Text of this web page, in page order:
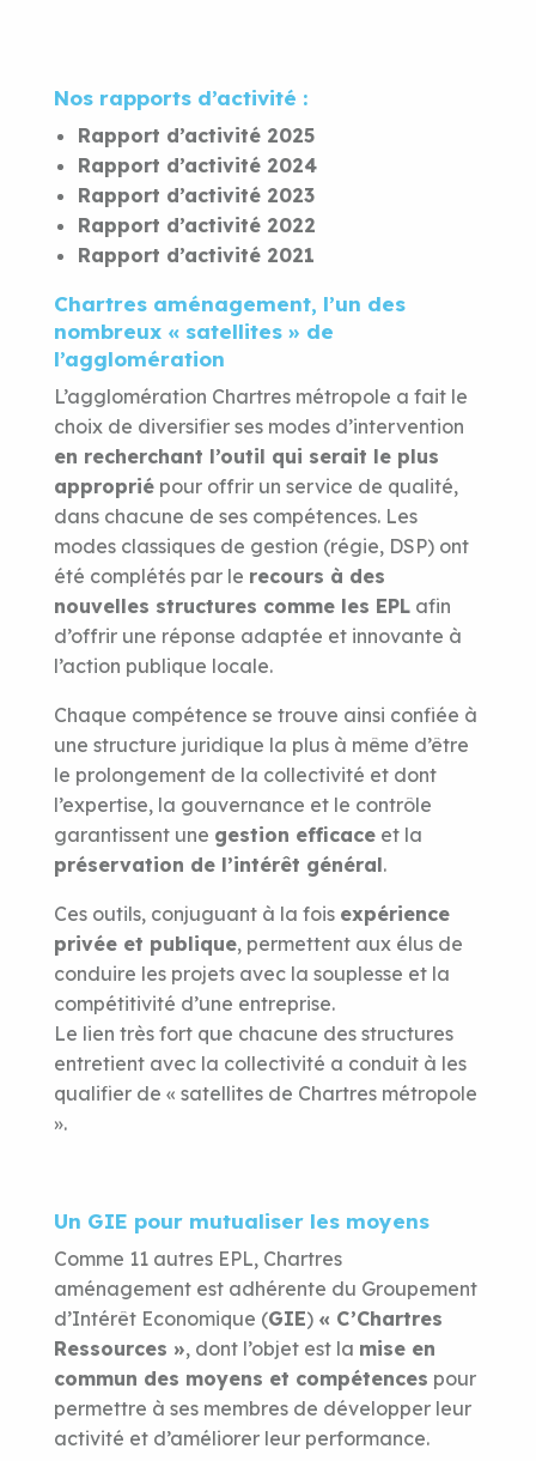
Nos rapports d’activité :
Rapport d’activité 2025
Rapport d’activité 2024
Rapport d’activité 2023
Rapport d’activité 2022
Rapport d’activité 2021
Chartres aménagement, l’un des
nombreux « satellites » de
l’agglomération
L’agglomération Chartres métropole a fait le
choix de diversifier ses modes d’intervention
en recherchant l’outil qui serait le plus
approprié pour offrir un service de qualité,
dans chacune de ses compétences. Les
modes classiques de gestion (régie, DSP) ont
été complétés par le recours à des
nouvelles structures comme les EPL afin
d’offrir une réponse adaptée et innovante à
l’action publique locale.
Chaque compétence se trouve ainsi confiée à
une structure juridique la plus à même d’être
le prolongement de la collectivité et dont
l’expertise, la gouvernance et le contrôle
garantissent une gestion efficace et la
préservation de l’intérêt général.
Ces outils, conjuguant à la fois expérience
privée et publique, permettent aux élus de
conduire les projets avec la souplesse et la
compétitivité d’une entreprise.
Le lien très fort que chacune des structures
entretient avec la collectivité a conduit à les
qualifier de « satellites de Chartres métropole
».
Un GIE pour mutualiser les moyens
Comme 11 autres EPL, Chartres
aménagement est adhérente du Groupement
d’Intérêt Economique (GIE) « C’Chartres
Ressources », dont l’objet est la mise en
commun des moyens et compétences pour
permettre à ses membres de développer leur
activité et d’améliorer leur performance.